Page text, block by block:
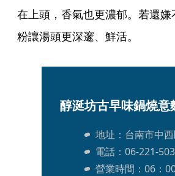
在上頭，香氣也更濃郁。若還
粉讓湯頭更深邃、鮮活。
醇涎坊古早味鍋燒意
地址：台南市中
電話：06-221-
營業時間：06：